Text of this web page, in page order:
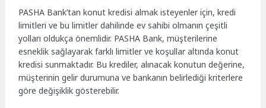
PASHA Bank’tan konut kredisi almak isteyenler için, kredi
limitleri ve bu limitler dahilinde ev sahibi olmanın çeşitli
yolları oldukça önemlidir. PASHA Bank, müşterilerine
esneklik sağlayarak farklı limitler ve koşullar altında konut
kredisi sunmaktadır. Bu krediler, alınacak konutun değerine,
müşterinin gelir durumuna ve bankanın belirlediği kriterlere
göre değişiklik gösterebilir.